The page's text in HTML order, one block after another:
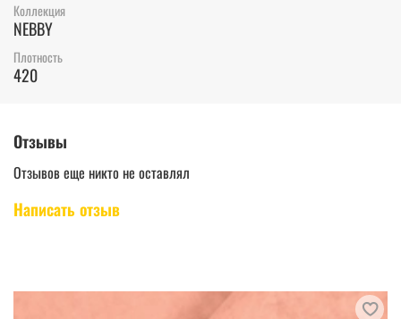
Коллекция
NEBBY
Плотность
420
Отзывы
Отзывов еще никто не оставлял
Написать отзыв